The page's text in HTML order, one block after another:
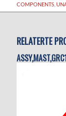
COMPONENTS,
RELATERTE